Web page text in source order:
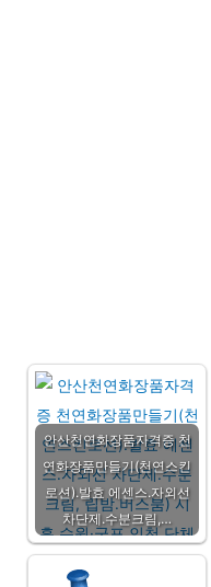
안산천연화장품자격증 천
연화장품만들기(천연스킨
로션).발효 에센스.자외선
차단제.수분크림,…